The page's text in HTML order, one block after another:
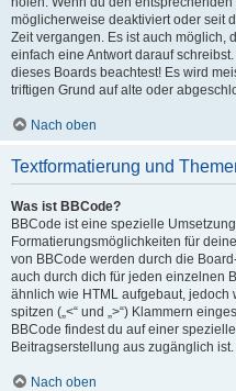
möglicherweise deaktiviert oder seit
Zeit vergangen. Es ist auch möglich,
einfach eine Antwort darauf
dieses Boards beachtest! Es wird
triftigen Grund auf alte oder
Nach oben
Textformatierung und
Was ist BBCode?
BBCode ist eine spezielle
Formatierungsmöglichkeiten für
von BBCode werden durch die
auch durch dich für jeden einzelnen
ähnlich wie HTML aufgebaut, jedoch
spitzen („<“ und „>“) Klammern
BBCode findest du auf einer
Beitragserstellung aus zugänglich ist.
Nach oben